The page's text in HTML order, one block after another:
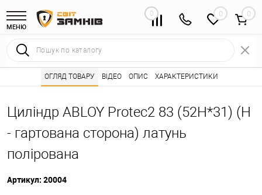
МЕНЮ
0 0
Інтернет магазин замків • Каталог товарів ⭐ • Серцевини
Циліндр ABLOY Protec2 83 (52H*31) (H
- гартована сторона) латунь
полірована
Артикул: 20004
ОГЛЯД ТОВАРУ ВІДЕО ОПИС ХАРАКТЕРИСТИКИ